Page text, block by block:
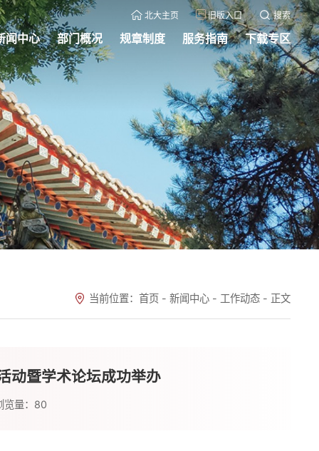
北大主页 旧版入口 搜索
闻中心 部门概况 规章制度 服务指南 下载专区
当前位置： 首页 - 新闻中心 - 工作动态 - 正文
动暨学术论坛成功举办
览量： 80